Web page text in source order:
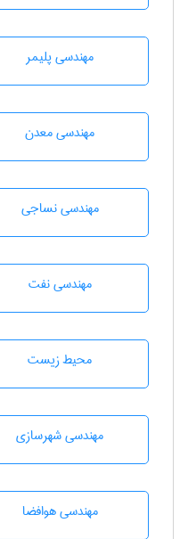
مهندسی پليمر
مهندسی معدن
مهندسي نساجی
مهندسی نفت
محيط زيست
مهندسی شهرسازی
مهندسی هوافضا